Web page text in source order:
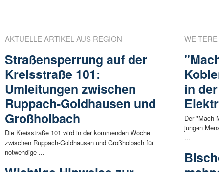
AKTUELLE ARTIKEL AUS REGION
Straßensperrung auf der
Kreisstraße 101:
Umleitungen zwischen
Ruppach-Goldhausen und
Großholbach
Die Kreisstraße 101 wird in der kommenden Woche
zwischen Ruppach-Goldhausen und Großholbach für
notwendige ...
in
Der "Mach-
jungen
...